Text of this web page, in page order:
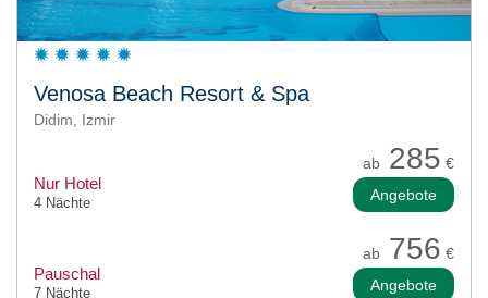
Venosa Beach Resort & Spa
Didim, Izmir
ab 285 €
Nur Hotel
4 Nächte Angebote
ab 756 €
Pauschal
7 Nächte Angebote